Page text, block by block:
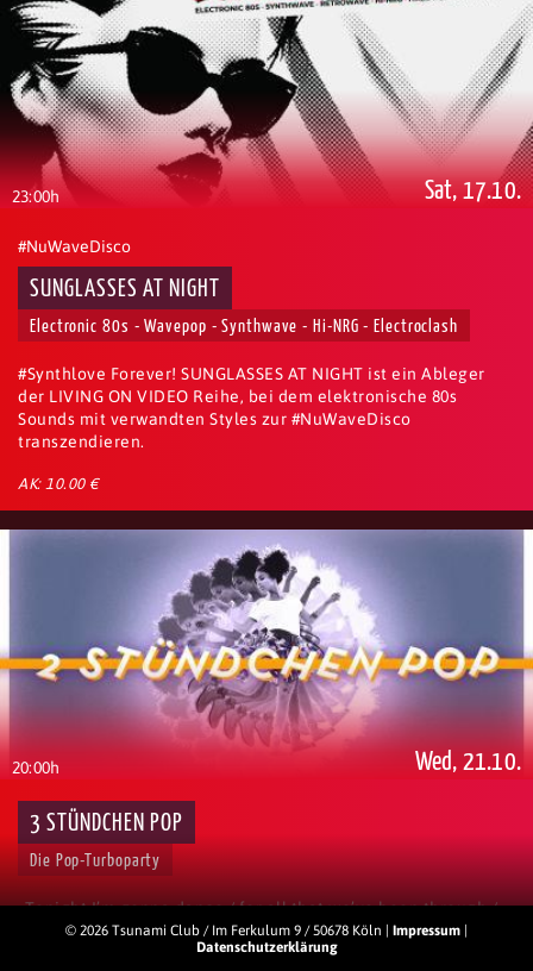
23:00h Sat, 17.10.
#NuWaveDisco
SUNGLASSES AT NIGHT
Electronic 80s - Wavepop - Synthwave - Hi-NRG - Electroclash
#Synthlove Forever! SUNGLASSES AT NIGHT ist ein Ableger
der LIVING ON VIDEO Reihe, bei dem elektronische 80s
Sounds mit verwandten Styles zur #NuWaveDisco
transzendieren.
AK: 10.00 €
20:00h Wed, 21.10.
3 STÜNDCHEN POP
Die Pop-Turboparty
„Tonight I’m gonna dance / for all that we’ve been through /
But I don’t wanna dance / If I’m not dancing with you"
© 2026 Tsunami Club / Im Ferkulum 9 / 50678 Köln | Impressum |
Datenschutzerklärung